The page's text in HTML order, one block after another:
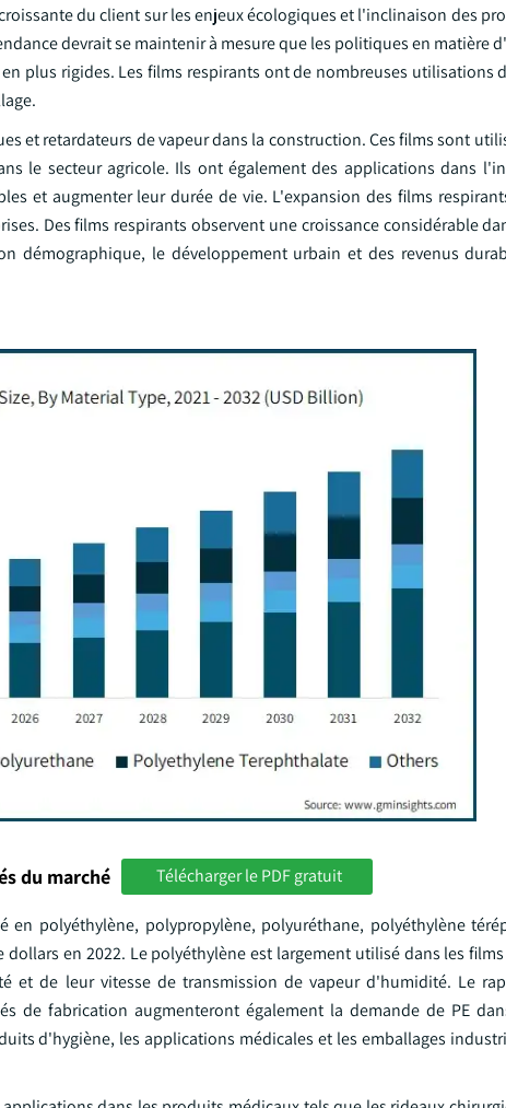
du client sur les enjeux écologiques et l'inclinaison des
devrait se maintenir à mesure que les politiques en matière
plus rigides. Les films respirants ont de nombreuses utilisations
et retardateurs de vapeur dans la construction. Ces films sont
le secteur agricole. Ils ont également des applications dans
et augmenter leur durée de vie. L'expansion des films
Des films respirants observent une croissance considérable
démographique, le développement urbain et des revenus
du marché Télécharger le PDF gratuit
en polyéthylène, polypropylène, polyuréthane, polyéthylène
en 2022. Le polyéthylène est largement utilisé dans les
et de leur vitesse de transmission de vapeur d'humidité. Le
de fabrication augmenteront également la demande de PE
d'hygiène, les applications médicales et les emballages